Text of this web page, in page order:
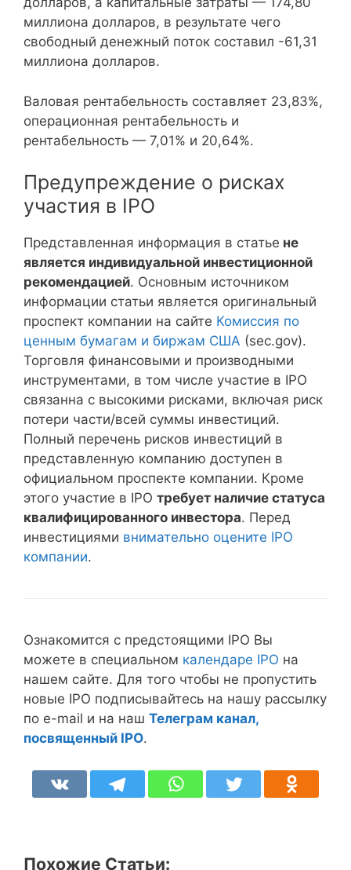
миллиона долларов, в результате чего
свободный денежный поток составил -61,31
миллиона долларов.
Валовая рентабельность составляет 23,83%,
операционная рентабельность и
рентабельность — 7,01% и 20,64%.
Предупреждение о рисках
участия в IPO
Представленная информация в статье не
является индивидуальной инвестиционной
рекомендацией. Основным источником
информации статьи является оригинальный
проспект компании на сайте Комиссия по
ценным бумагам и биржам США (sec.gov).
Торговля финансовыми и производными
инструментами, в том числе участие в IPO
связанна с высокими рисками, включая риск
потери части/всей суммы инвестиций.
Полный перечень рисков инвестиций в
представленную компанию доступен в
официальном проспекте компании. Кроме
этого участие в IPO требует наличие статуса
квалифицированного инвестора. Перед
инвестициями внимательно оцените IPO
компании.
Ознакомится с предстоящими IPO Вы
можете в специальном календаре IPO на
нашем сайте. Для того чтобы не пропустить
новые IPO подписывайтесь на нашу рассылку
по e-mail и на наш Телеграм канал,
посвященный IPO.
Похожие Статьи: